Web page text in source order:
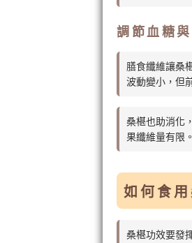
調節血糖
膳食纖維讓桑
波動變小，但
桑椹也助消化
果纖維量有限。
如何食
桑椹功效要發